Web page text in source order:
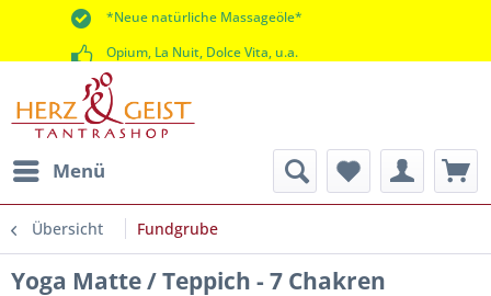
*Neue natürliche Massageöle*
Opium, La Nuit, Dolce Vita, u.a.
*60 Tage Rückgaberecht*
Menü
Übersicht Fundgrube
Yoga Matte / Teppich - 7 Chakren